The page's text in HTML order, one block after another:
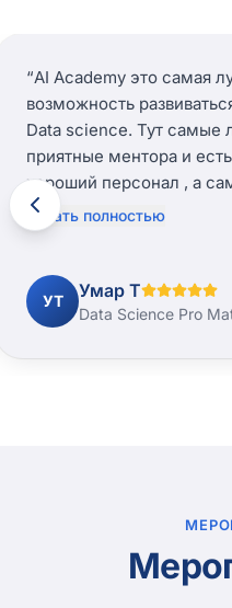
“AI Academy это самая
возможность
Data science. Тут самые
приятные ментора и
хороший персонал , а
главное у вас будет
посетить мероприятия
лучшим Дата сайнтистом.
тут уже 6 месяцев и не
Читать полностью
УТ Умар Т
Data Science Pro